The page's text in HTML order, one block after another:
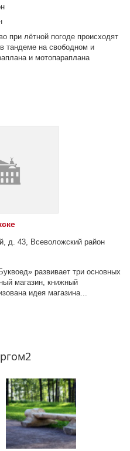
при лётной погоде происходят
тандеме на свободном и
и мотопараплана
д. 43, Всеволожский район
развивает три основных
магазин, книжный
идея магазина...